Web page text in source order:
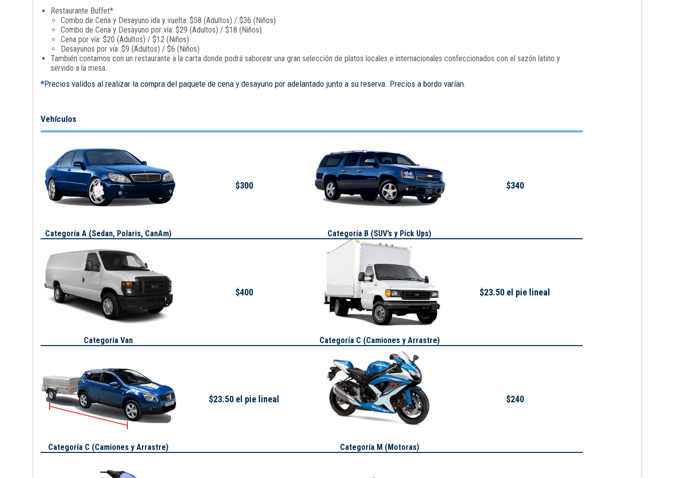
Restaurante Buffet*
Combo de Cena y Desayuno ida y vuelta: $58 (Adultos) / $36 (Niños)
Combo de Cena y Desayuno por vía: $29 (Adultos) / $18 (Niños)
Cena por vía: $20 (Adultos) / $12 (Niños)
Desayunos por vía: $9 (Adultos) / $6 (Niños)
También contamos con un restaurante a la carta donde podrá saborear una gran selección de platos locales e internacionales confeccionados con el sazón latino y
servido a la mesa.
*Precios validos al realizar la compra del paquete de cena y desayuno por adelantado junto a su reserva. Precios a bordo varían.
Vehículos
Categoría A (Sedan, Polaris, CanAm)
$300
Categoría B (SUV’s y Pick Ups)
$340
Categoría Van
$400
Categoría C (Camiones y Arrastre)
$23.50 el pie lineal
Categoría C (Camiones y Arrastre)
$23.50 el pie lineal
Categoría M (Motoras)
$240